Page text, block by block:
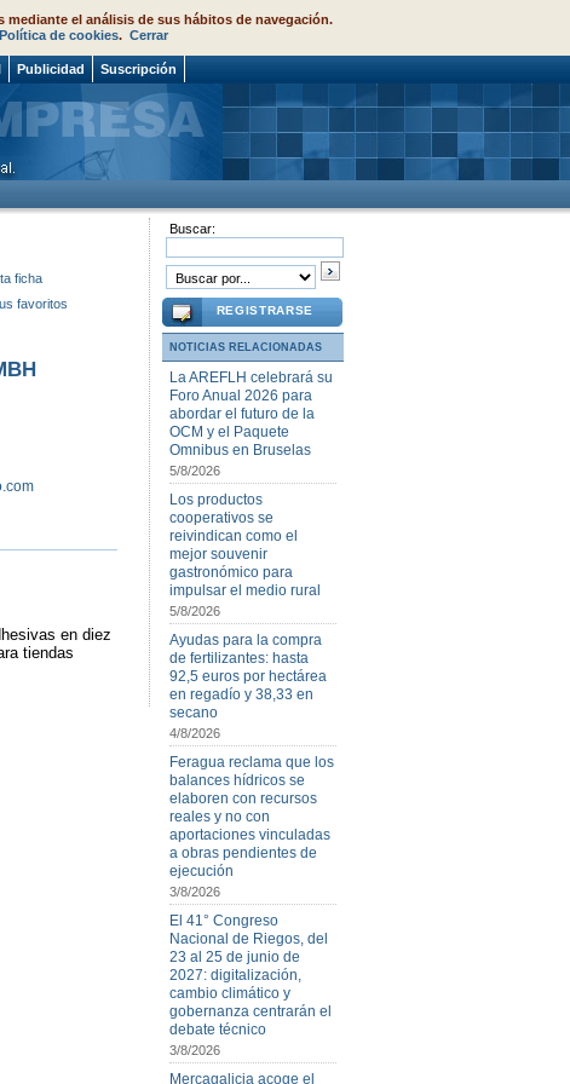
el análisis de sus hábitos de navegación.
Política de cookies. Cerrar
Publicidad Suscripción
ficha
favoritos
en diez
tiendas
Buscar:
REGISTRARSE
NOTICIAS RELACIONADAS
La AREFLH celebrará su
Foro Anual 2026 para
abordar el futuro de la
OCM y el Paquete
Omnibus en Bruselas
5/8/2026
Los productos
cooperativos se
reivindican como el
mejor souvenir
gastronómico para
impulsar el medio rural
5/8/2026
Ayudas para la compra
de fertilizantes: hasta
92,5 euros por hectárea
en regadío y 38,33 en
secano
4/8/2026
Feragua reclama que los
balances hídricos se
elaboren con recursos
reales y no con
aportaciones vinculadas
a obras pendientes de
ejecución
3/8/2026
El 41° Congreso
Nacional de Riegos, del
23 al 25 de junio de
2027: digitalización,
cambio climático y
gobernanza centrarán el
debate técnico
3/8/2026
Mercagalicia acoge el